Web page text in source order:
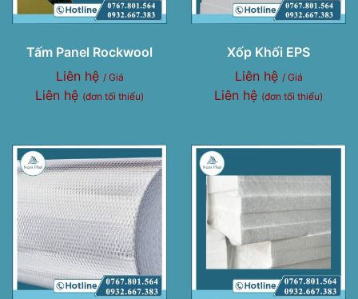
Tấm Panel Rockwool
Liên hệ / Giá
Liên hệ (đơn tối thiểu)
Xốp Khối EPS
Liên hệ / Giá
Liên hệ (đơn tối thiểu)